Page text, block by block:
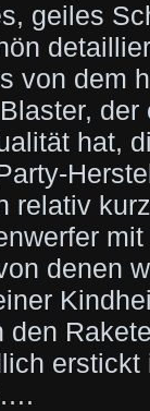
geiles
von dem
hat,
relativ
denen
den